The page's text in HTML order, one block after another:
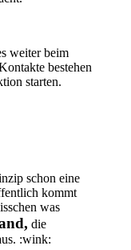
weiter beim
bestehen
starten.
schon eine
kommt
was
die
:wink: